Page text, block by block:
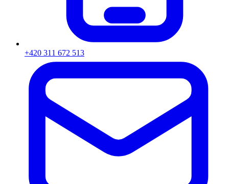
+420 311 672 513